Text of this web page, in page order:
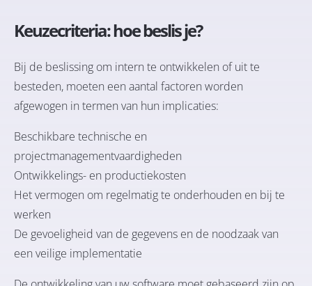
Keuzecriteria: hoe beslis je?
Bij de beslissing om intern te ontwikkelen of uit te
besteden, moeten een aantal factoren worden
afgewogen in termen van hun implicaties:
Beschikbare technische en
projectmanagementvaardigheden
Ontwikkelings- en productiekosten
Het vermogen om regelmatig te onderhouden en bij te
werken
De gevoeligheid van de gegevens en de noodzaak van
een veilige implementatie